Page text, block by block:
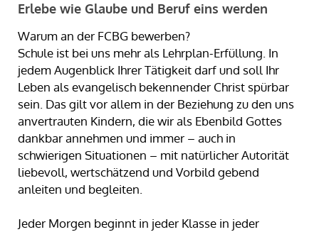
Erlebe wie Glaube und Beruf eins werden
Warum an der FCBG bewerben?
Schule ist bei uns mehr als Lehrplan-Erfüllung. In
jedem Augenblick Ihrer Tätigkeit darf und soll Ihr
Leben als evangelisch bekennender Christ spürbar
sein. Das gilt vor allem in der Beziehung zu den uns
anvertrauten Kindern, die wir als Ebenbild Gottes
dankbar annehmen und immer – auch in
schwierigen Situationen – mit natürlicher Autorität
liebevoll, wertschätzend und Vorbild gebend
anleiten und begleiten.
Jeder Morgen beginnt in jeder Klasse in jeder